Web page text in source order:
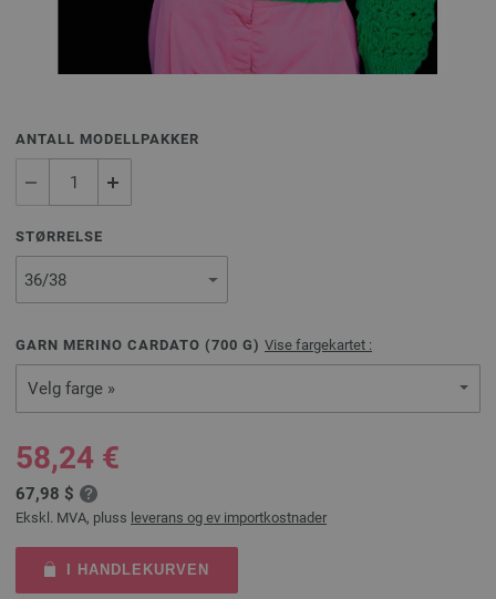
ANTALL MODELLPAKKER
STØRRELSE
GARN MERINO CARDATO (700 G) Vise fargekartet :
Velg farge »
58,24 €
67,98 $
Ekskl. MVA, pluss leverans og ev importkostnader
I HANDLEKURVEN